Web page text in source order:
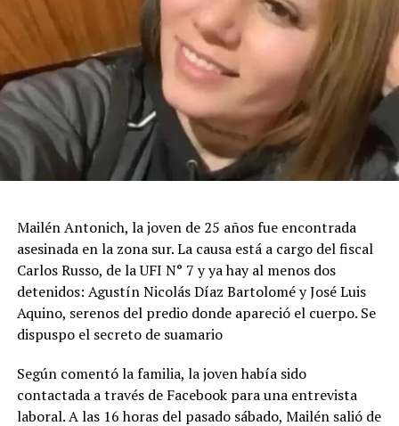
Mailén Antonich, la joven de 25 años fue encontrada
asesinada en la zona sur. La causa está a cargo del fiscal
Carlos Russo, de la UFI N° 7 y ya hay al menos dos
detenidos: Agustín Nicolás Díaz Bartolomé y José Luis
Aquino, serenos del predio donde apareció el cuerpo. Se
dispuspo el secreto de suamario
Según comentó la familia, la joven había sido
contactada a través de Facebook para una entrevista
laboral. A las 16 horas del pasado sábado, Mailén salió de